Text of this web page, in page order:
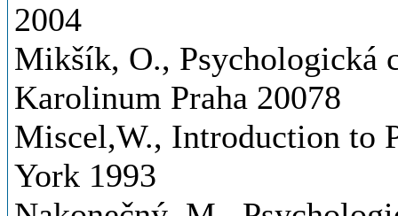
2004
Mikšík, O., Psychologická
Karolinum Praha 20078
Miscel,W., Introduction to
York 1993